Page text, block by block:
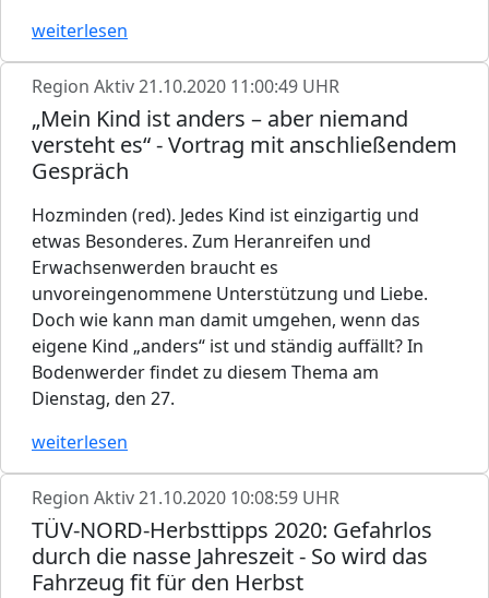
weiterlesen
Region Aktiv21.10.2020 11:00:49 UHR
„Mein Kind ist anders – aber niemand
versteht es“ - Vortrag mit anschließendem
Gespräch
Hozminden (red). Jedes Kind ist einzigartig und
etwas Besonderes. Zum Heranreifen und
Erwachsenwerden braucht es
unvoreingenommene Unterstützung und Liebe.
Doch wie kann man damit umgehen, wenn das
eigene Kind „anders“ ist und ständig auffällt? In
Bodenwerder findet zu diesem Thema am
Dienstag, den 27.
weiterlesen
Region Aktiv21.10.2020 10:08:59 UHR
TÜV-NORD-Herbsttipps 2020: Gefahrlos
durch die nasse Jahreszeit - So wird das
Fahrzeug fit für den Herbst